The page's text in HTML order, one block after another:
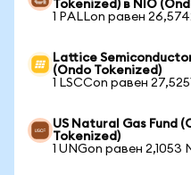
Tokenized) в NIO
1 PALLon равен
Lattice
(Ondo Tokenized)
1 LSCCon равен
US Natural Gas Fund
Tokenized)
1 UNGon равен 2,1053